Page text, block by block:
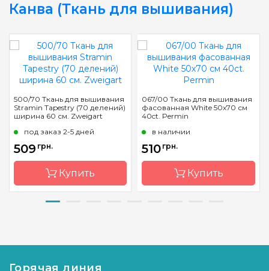
Канва (Ткань для вышивания)
500/70 Ткань для вышивания
Stramin Tapestry (70 делений)
ширина 60 см. Zweigart
под заказ 2-5 дней
509 грн.
Купить
Страна-
Германия
067/00 Ткань для вышивания
фасованная White 50х70 см
40ct. Permin
в наличии
510 грн.
Купить
Горячая линия